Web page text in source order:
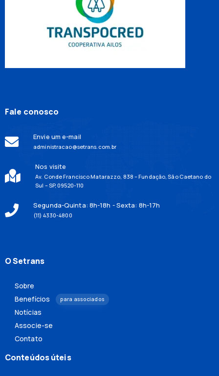
Fale conosco
Envie um e-mail
administracao@setrans.com.br
Nos visite
Av. Conde Francisco Matarazzo, 838 – Fundação, São Caetano do
Sul – SP, 09520-110
Segunda-Quinta: 8h-18h - Sexta: 8h-17h
(11) 4330-4800
O Setrans
Sobre
Benefícios
para associados
Notícias
Associe-se
Contato
Conteúdos úteis